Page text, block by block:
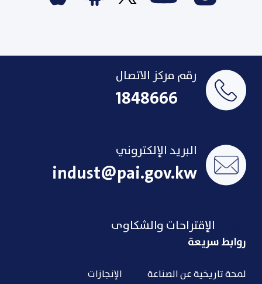
رقم مركز الاتصال
1848666
البريد الإلكتروني
indust@pai.gov.kw
الإقتراحات والشكاوى
روابط سريعة
لمحة تاريخية عن الصناعة الإنجازات